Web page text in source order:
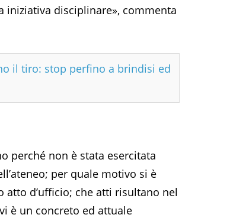
iniziativa disciplinare», commenta
il tiro: stop perfino a brindisi ed
perché non è stata esercitata
per quale motivo si è
atto d’ufficio; che atti risultano nel
è un concreto ed attuale